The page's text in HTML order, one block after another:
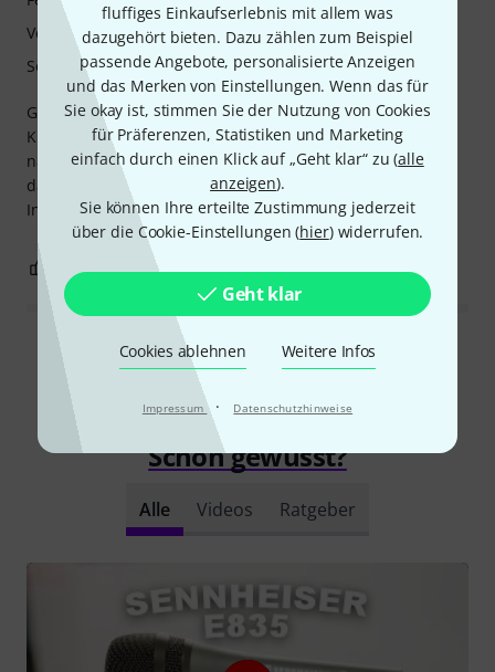
fluffiges Einkaufserlebnis mit allem was
dazugehört bieten. Dazu zählen zum Beispiel
passende Angebote, personalisierte Anzeigen
und das Merken von Einstellungen. Wenn das für
Sie okay ist, stimmen Sie der Nutzung von Cookies
für Präferenzen, Statistiken und Marketing
einfach durch einen Klick auf „Geht klar“ zu (alle
anzeigen).
Sie können Ihre erteilte Zustimmung jederzeit
über die Cookie-Einstellungen (hier) widerrufen.
Geht klar
Cookies ablehnen Weitere Infos
Impressum · Datenschutzhinweise
Gewohnt sehr gute Qualität. Ein vernünftiger Preis. Der
Klang könnte etwas "glänzender" sein (meiner Meinung
nach leider ein bisschen zu "dumpf", aber keinesfalls so
dass es mich sehr stört).
Insgesamt kann ich eine Kaufempfehlung aussprechen.
Verarbeitung
Sound
Alle Bewertungen lesen
Schon gewusst?
Alle Videos Ratgeber